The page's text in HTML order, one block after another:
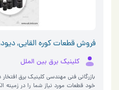
فروش قطعات کوره القایی,
کلینیک برق بین الملل
بازرگانی فنی مهندسی
خود قطعات مورد نیاز شما را در زمینه